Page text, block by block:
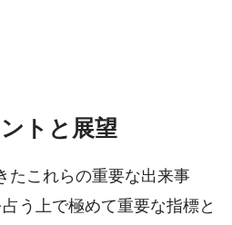
トと展望
たこれらの重要な出来事
う上で極めて重要な指標と